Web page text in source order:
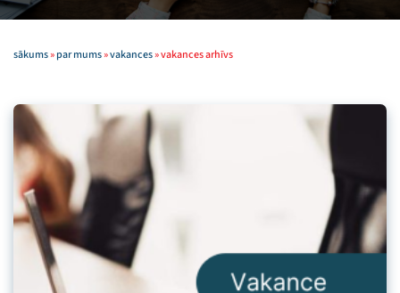
sākums»par mums»vakances»vakances arhīvs